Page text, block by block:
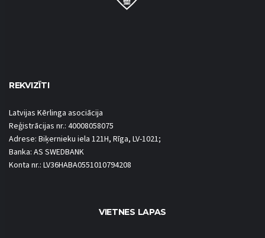
REKVIZĪTI
Latvijas Kērlinga asociācija
Reģistrācijas nr.: 40008058075
Adrese: Biķernieku iela 121H, Rīga, LV-1021;
Banka: AS SWEDBANK
Konta nr.: LV36HABA0551010794208
VIETNES LAPAS